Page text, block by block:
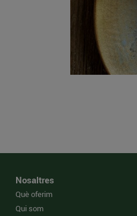
Nosaltres
Què oferim
Qui som